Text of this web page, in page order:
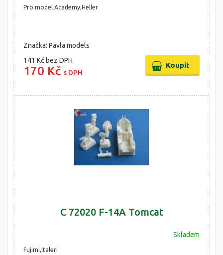
Pro model Academy,Heller
Značka: Pavla models
141 Kč bez DPH
170 Kč s DPH
C 72020 F-14A Tomcat
Skladem
Fujimi,Italeri